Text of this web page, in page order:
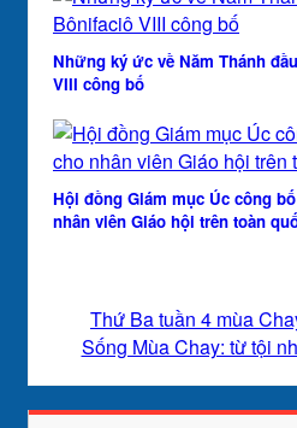
Những ký ức về Năm Thánh
VIII công bố
Hội đồng Giám mục Úc công
nhân viên Giáo hội trên toàn
Thứ Ba tuần 4 mùa
Sống Mùa Chay: từ tội